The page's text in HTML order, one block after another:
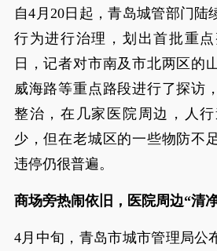
自4月20日起，青岛城管部门陆
行为进行治理，划出首批重
日，记者对市南及市北两区的
威海路等重点路段进行了探访
整治，在几家医院周边，人
少，但在老城区的一些物防不
违停仍很普遍。
商场旁热闹依旧，医院周边“清
4月中旬，青岛市城市管理局公